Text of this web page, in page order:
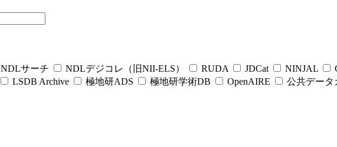
NDLサーチ NDLデジコレ（旧NII-ELS） RUDA JDCat NINJAL
LSDB Archive 極地研ADS 極地研学術DB OpenAIRE 公共データ